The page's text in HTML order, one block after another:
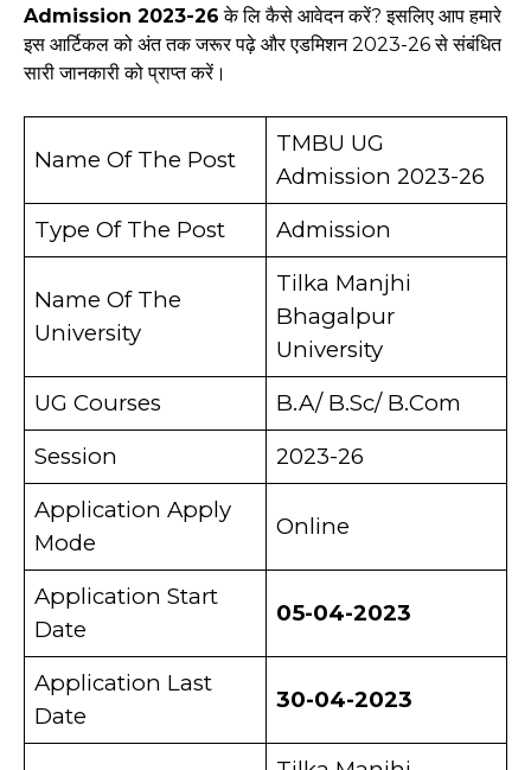
Admission 2023-26 के लि कैसे आवेदन करें? इसलिए आप हमारे
इस आर्टिकल को अंत तक जरूर पढ़े और एडमिशन 2023-26 से संबंधित
सारी जानकारी को प्राप्त करें।
Name Of The Post
TMBU UG
Admission 2023-26
Type Of The Post
Admission
Name Of The
University
Tilka Manjhi
Bhagalpur
University
UG Courses
B.A/ B.Sc/ B.Com
Session
2023-26
Application Apply
Mode
Online
Application Start
Date
05-04-2023
Application Last
Date
30-04-2023